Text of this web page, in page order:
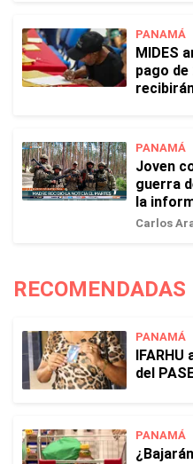
PANAMÁ
MIDES
pago
PANAMÁ
Joven
guerra
la
Carlos
RECOMENDADAS
PANAMÁ
del
PANAMÁ